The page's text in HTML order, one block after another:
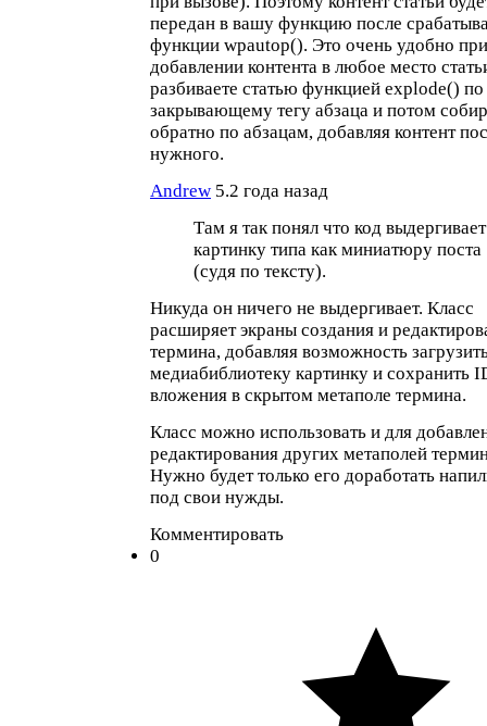
передан в вашу функцию после
функции wpautop(). Это очень удобно при
добавлении контента в любое место
разбиваете статью функцией explode() по
закрывающему тегу абзаца и потом
обратно по абзацам, добавляя контент
нужного.
Andrew 5.2 года назад
Там я так понял что код выдергивает
картинку типа как миниатюру поста
(судя по тексту).
Никуда он ничего не выдергивает. Класс
расширяет экраны создания и
термина, добавляя возможность
медиабиблиотеку картинку и сохранить
вложения в скрытом метаполе термина.
Класс можно использовать и для
редактирования других метаполей
Нужно будет только его доработать
под свои нужды.
Комментировать
0